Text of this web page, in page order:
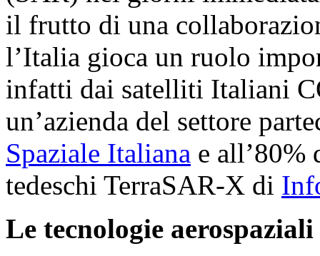
il frutto di una
l’Italia gioca un ruolo
infatti dai satelliti Italiani
un’azienda del settore
Spaziale Italiana e all’80%
tedeschi TerraSAR-X di
Le tecnologie